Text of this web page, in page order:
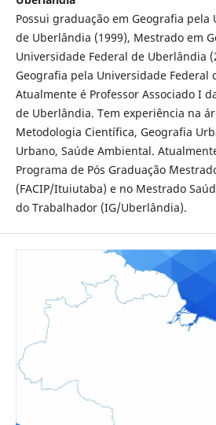
Possui graduação em Geografia pela
de Uberlândia (1999), Mestrado em
Universidade Federal de Uberlândia
Geografia pela Universidade Federal
Atualmente é Professor Associado I
de Uberlândia. Tem experiência na
Metodologia Científica, Geografia
Urbano, Saúde Ambiental.
Programa de Pós Graduação
(FACIP/Ituiutaba) e no Mestrado
do Trabalhador (IG/Uberlândia).